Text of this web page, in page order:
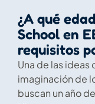
¿A qué
School en
requisitos
Una de las ideas
imaginación de
buscan un año